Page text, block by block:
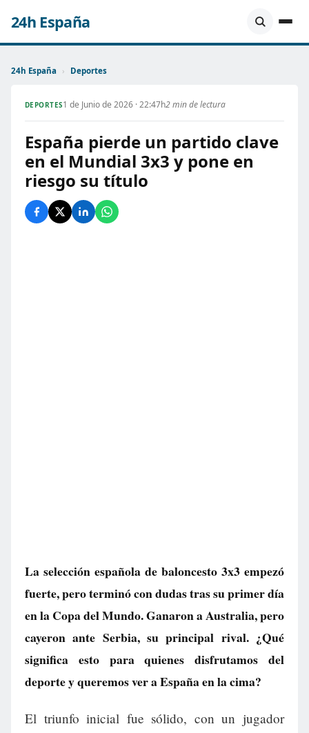
24h España
24h España › Deportes
DEPORTES1 de Junio de 2026 · 22:47h2 min de lectura
España pierde un partido clave
en el Mundial 3x3 y pone en
riesgo su título
La selección española de baloncesto 3x3 empezó
fuerte, pero terminó con dudas tras su primer día
en la Copa del Mundo. Ganaron a Australia, pero
cayeron ante Serbia, su principal rival. ¿Qué
significa esto para quienes disfrutamos del
deporte y queremos ver a España en la cima?
El triunfo inicial fue sólido, con un jugador